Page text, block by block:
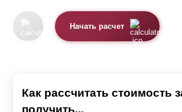
Начать расчет
Как рассчитать стоимость